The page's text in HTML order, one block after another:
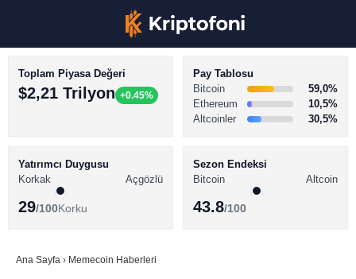
BİTCOİN HABERLERİ
ALTCOİN HABERLERİ
SÖZLÜK
Toplam Piyasa Değeri
$2,21 Trilyon +0.45%
Pay Tablosu
Bitcoin
59,0%
Ethereum
10,5%
Altcoinler
30,5%
Yatırımcı Duygusu
Korkak
Açgözlü
29/100Korku
Sezon Endeksi
Bitcoin
Altcoin
43.8/100
Ana Sayfa › Memecoin Haberleri